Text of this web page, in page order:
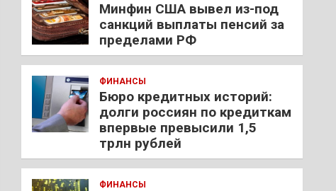
Минфин США вывел из-под
санкций выплаты пенсий за
пределами РФ
ФИНАНСЫ
Бюро кредитных историй:
долги россиян по кредиткам
впервые превысили 1,5
трлн рублей
ФИНАНСЫ